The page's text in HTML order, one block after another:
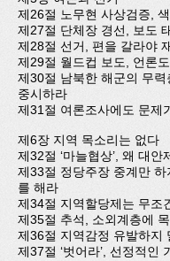
제26절 노무현 사상검증,
제27절 단체장 경선, 보도
제28절 선거, 편을 갈라야
제29절 월드컵 보도, 언론
제30절 남북한 해군의 무
중시하라
제31절 여론조사에도 문제
제6장 지역 목소리는 없다
제32절 ‘마늘협상’, 왜 대안
제33절 정당주장 중계만 하
를 해라
제34절 지역할당제는 무조
제35절 추석, 소외계층에
제36절 지역감정 유발하지
제37절 ‘벗어라’, 선정적인